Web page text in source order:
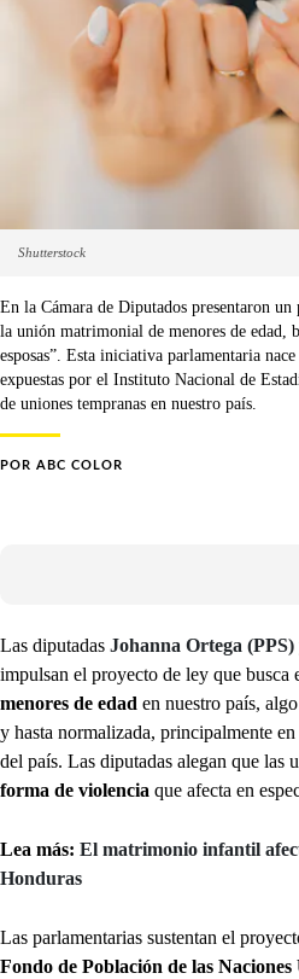
Shutterstock
En la Cámara de Diputados presentaron
la unión matrimonial de menores de edad,
esposas”. Esta iniciativa parlamentaria
expuestas por el Instituto Nacional de
de uniones tempranas en nuestro país.
POR ABC COLOR
Las diputadas Johanna Ortega (PPS)
impulsan el proyecto de ley que busca
menores de edad en nuestro país,
y hasta normalizada, principalmente
del país. Las diputadas alegan que las
forma de violencia que afecta en
Lea más: El matrimonio infantil
Honduras
Las parlamentarias sustentan el
Fondo de Población de las